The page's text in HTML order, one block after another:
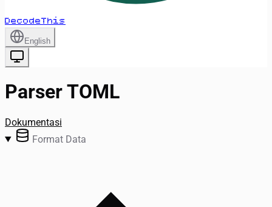
DecodeThis
English
Parser TOML
Dokumentasi
Format Data